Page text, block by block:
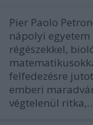
Pier Paolo
nápolyi
régészekkel,
felfedezésre
emberi
végtelenül